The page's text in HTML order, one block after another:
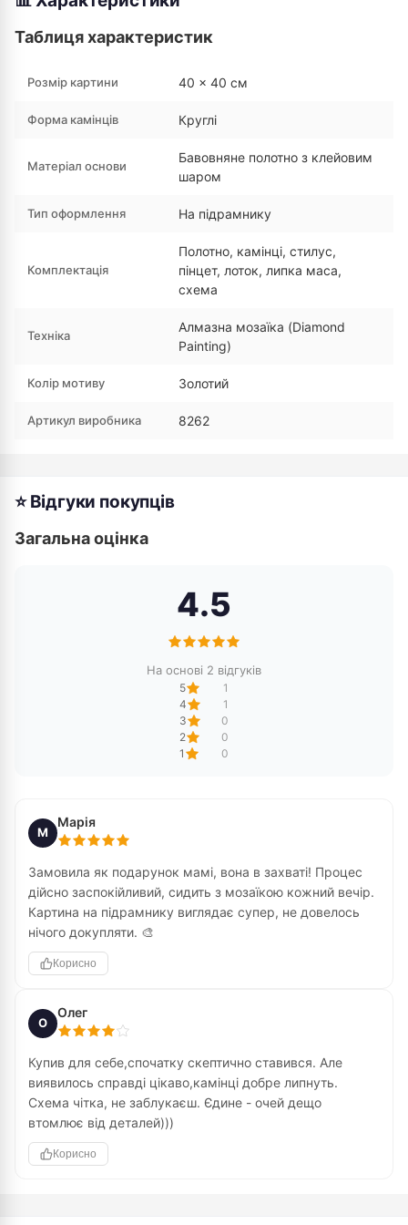
Таблиця характеристик
Розмір картини 40 × 40 см
Форма камінців Круглі
Матеріал основи
Бавовняне полотно з клейовим
шаром
Тип оформлення На підрамнику
Комплектація
Полотно, камінці, стилус,
пінцет, лоток, липка маса,
схема
Техніка
Алмазна мозаїка (Diamond
Painting)
Колір мотиву Золотий
Артикул виробника 8262
⭐ Відгуки покупців
Загальна оцінка
4.5
На основі 2 відгуків
5
1
4
1
3
0
2
0
1
0
М
Марія
Замовила як подарунок мамі, вона в захваті! Процес
дійсно заспокійливий, сидить з мозаїкою кожний вечір.
Картина на підрамнику виглядає супер, не довелось
нічого докупляти. 🎨
Корисно
О
Олег
Купив для себе,спочатку скептично ставився. Але
виявилось справді цікаво,камінці добре липнуть.
Схема чітка, не заблукаєш. Єдине - очей дещо
втомлює від деталей)))
Корисно